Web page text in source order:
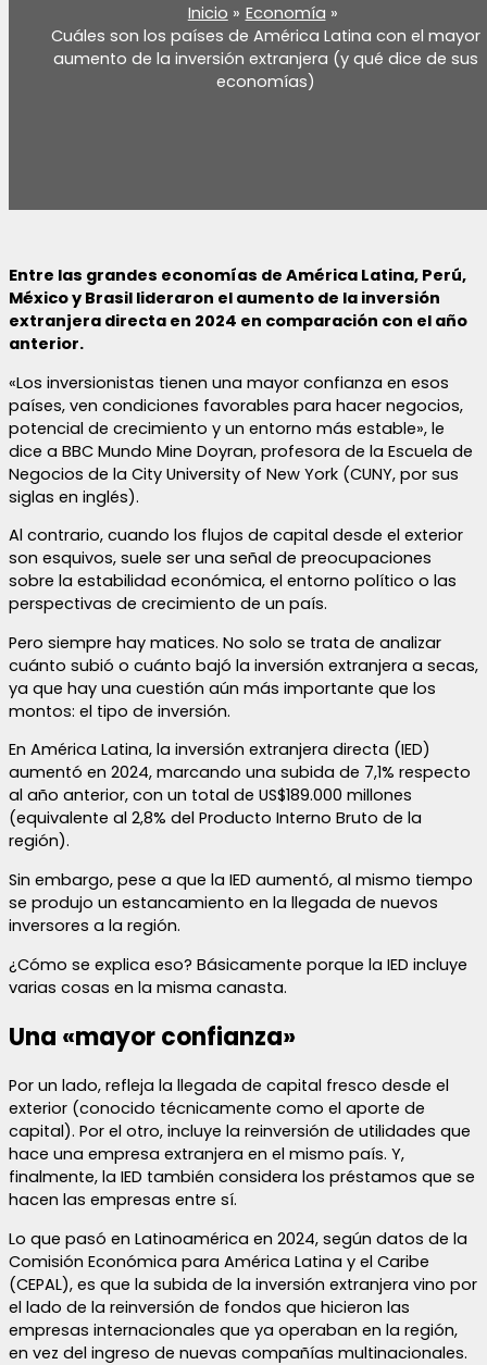
Inicio
Economía
Cuáles son los países de América Latina con el mayor
aumento de la inversión extranjera (y qué dice de sus
economías)
Entre las grandes economías de América Latina, Perú,
México y Brasil lideraron el aumento de la inversión
extranjera directa en 2024 en comparación con el año
anterior.
«Los inversionistas tienen una mayor confianza en esos
países, ven condiciones favorables para hacer negocios,
potencial de crecimiento y un entorno más estable», le
dice a BBC Mundo Mine Doyran, profesora de la Escuela de
Negocios de la City University of New York (CUNY, por sus
siglas en inglés).
Al contrario, cuando los flujos de capital desde el exterior
son esquivos, suele ser una señal de preocupaciones
sobre la estabilidad económica, el entorno político o las
perspectivas de crecimiento de un país.
Pero siempre hay matices. No solo se trata de analizar
cuánto subió o cuánto bajó la inversión extranjera a secas,
ya que hay una cuestión aún más importante que los
montos: el tipo de inversión.
En América Latina, la inversión extranjera directa (IED)
aumentó en 2024, marcando una subida de 7,1% respecto
al año anterior, con un total de US$189.000 millones
(equivalente al 2,8% del Producto Interno Bruto de la
región).
Sin embargo, pese a que la IED aumentó, al mismo tiempo
se produjo un estancamiento en la llegada de nuevos
inversores a la región.
¿Cómo se explica eso? Básicamente porque la IED incluye
varias cosas en la misma canasta.
Una «mayor confianza»
Por un lado, refleja la llegada de capital fresco desde el
exterior (conocido técnicamente como el aporte de
capital). Por el otro, incluye la reinversión de utilidades que
hace una empresa extranjera en el mismo país. Y,
finalmente, la IED también considera los préstamos que se
hacen las empresas entre sí.
Lo que pasó en Latinoamérica en 2024, según datos de la
Comisión Económica para América Latina y el Caribe
(CEPAL), es que la subida de la inversión extranjera vino por
el lado de la reinversión de fondos que hicieron las
empresas internacionales que ya operaban en la región,
en vez del ingreso de nuevas compañías multinacionales.